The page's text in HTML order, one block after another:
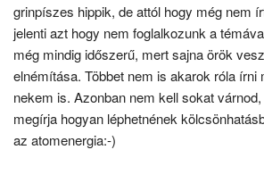
grinpíszes hippik, de attól hogy még nem
jelenti azt hogy nem foglalkozunk a
még mindig időszerű, mert sajna örök
elnémítása. Többet nem is akarok róla írni
nekem is. Azonban nem kell sokat
megírja hogyan léphetnének
az atomenergia:-)